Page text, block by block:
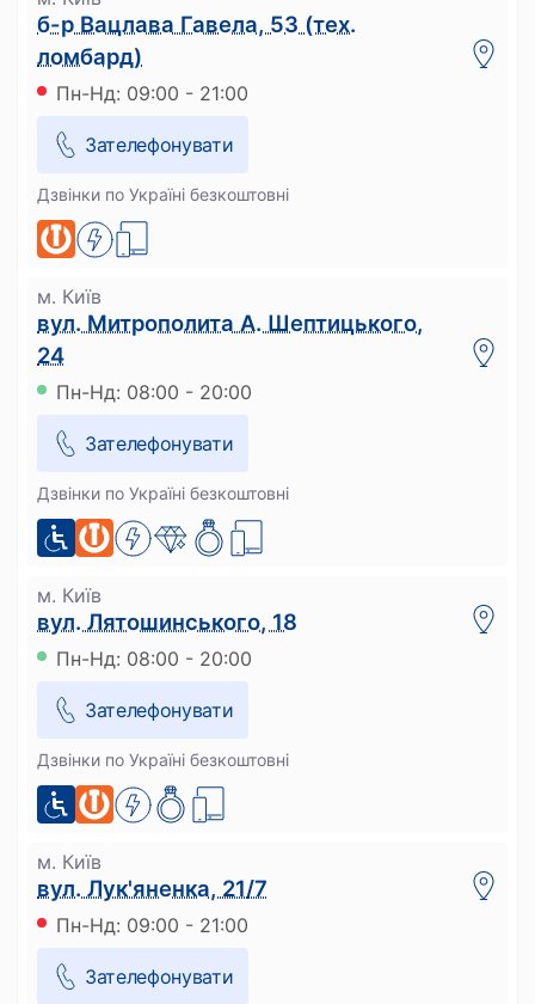
б-р Вацлава Гавела, 53 (тех.
ломбард)
Пн-Нд: 09:00 - 21:00
Зателефонувати
Дзвінки по Україні безкоштовні
м. Київ
вул. Митрополита А. Шептицького,
24
Пн-Нд: 08:00 - 20:00
Зателефонувати
Дзвінки по Україні безкоштовні
м. Київ
вул. Лятошинського, 18
Пн-Нд: 08:00 - 20:00
Зателефонувати
Дзвінки по Україні безкоштовні
м. Київ
вул. Лук'яненка, 21/7
Пн-Нд: 09:00 - 21:00
Зателефонувати